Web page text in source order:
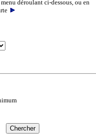
déroulant ci-dessous, ou en